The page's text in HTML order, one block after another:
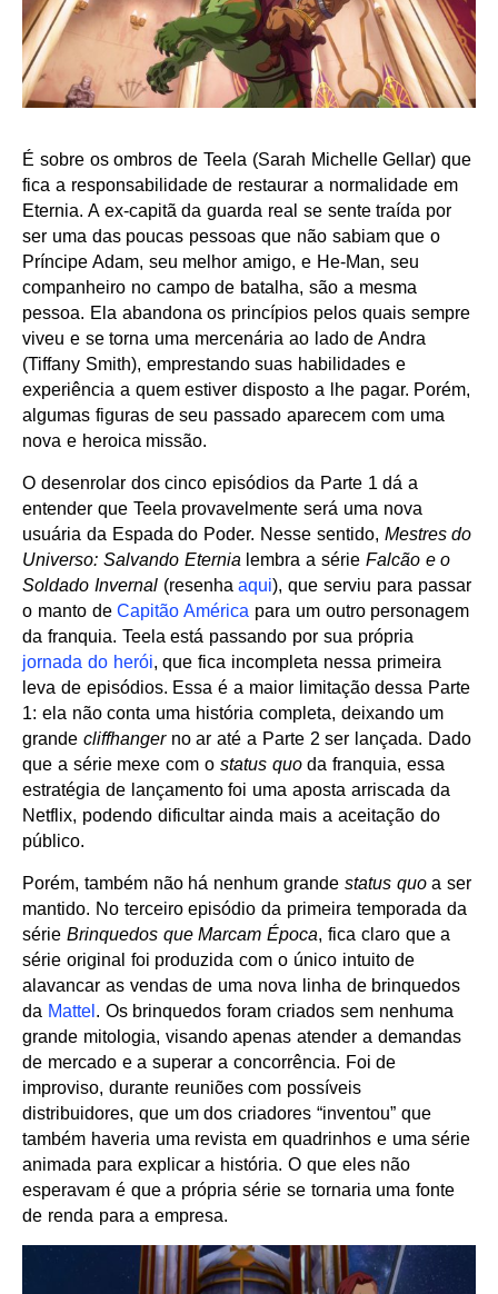
É sobre os ombros de Teela (Sarah Michelle Gellar) que
fica a responsabilidade de restaurar a normalidade em
Eternia. A ex-capitã da guarda real se sente traída por
ser uma das poucas pessoas que não sabiam que o
Príncipe Adam, seu melhor amigo, e He-Man, seu
companheiro no campo de batalha, são a mesma
pessoa. Ela abandona os princípios pelos quais sempre
viveu e se torna uma mercenária ao lado de Andra
(Tiffany Smith), emprestando suas habilidades e
experiência a quem estiver disposto a lhe pagar. Porém,
algumas figuras de seu passado aparecem com uma
nova e heroica missão.
O desenrolar dos cinco episódios da Parte 1 dá a
entender que Teela provavelmente será uma nova
usuária da Espada do Poder. Nesse sentido, Mestres do
Universo: Salvando Eternia lembra a série Falcão e o
Soldado Invernal(resenhaaqui), que serviu para passar
o manto deCapitão América para um outro personagem
da franquia. Teela está passando por sua própria
jornada do herói, que fica incompleta nessa primeira
leva de episódios. Essa é a maior limitação dessa Parte
1: ela não conta uma história completa, deixando um
grande cliffhangerno ar até a Parte 2 ser lançada. Dado
que a série mexe com o status quoda franquia, essa
estratégia de lançamento foi uma aposta arriscada da
Netflix, podendo dificultar ainda mais a aceitação do
público.
Porém, também não há nenhum grande status quoa ser
mantido. No terceiro episódio da primeira temporada da
série Brinquedos que Marcam Época, fica claro que a
série original foi produzida com o único intuito de
alavancar as vendas de uma nova linha de brinquedos
da Mattel . Os brinquedos foram criados sem nenhuma
grande mitologia, visando apenas atender a demandas
de mercado e a superar a concorrência. Foi de
improviso, durante reuniões com possíveis
distribuidores, que um dos criadores “inventou” que
também haveria uma revista em quadrinhos e uma série
animada para explicar a história. O que eles não
esperavam é que a própria série se tornaria uma fonte
de renda para a empresa.